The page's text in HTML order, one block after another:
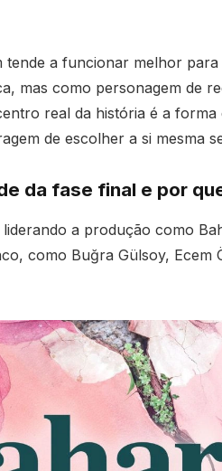
tende a funcionar melhor
mas como personagem de
real da história é a
de escolher a si mesma
da fase final e por
liderando a produção como
como Buğra Gülsoy, Ecem